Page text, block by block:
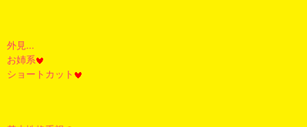
外見...
お姉系
ショートカット